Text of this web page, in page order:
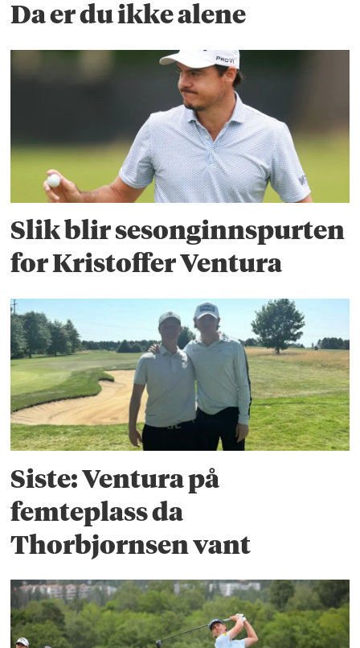
Da er du ikke alene
Slik blir sesonginnspurten
for Kristoffer Ventura
Siste: Ventura på
femteplass da
Thorbjornsen vant